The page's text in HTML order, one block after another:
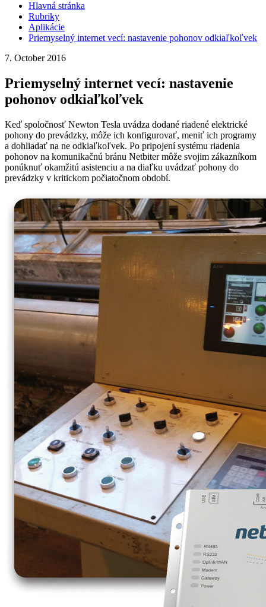
Hlavná stránka
Rubriky
Aplikácie
Priemyselný internet vecí: nastavenie pohonov odkiaľkoľvek
7. October 2016
Priemyselný internet vecí: nastavenie
pohonov odkiaľkoľvek
Keď spoločnosť Newton Tesla uvádza dodané riadené elektrické
pohony do prevádzky, môže ich konfigurovať, meniť ich programy
a dohliadať na ne odkiaľkoľvek. Po pripojení systému riadenia
pohonov na komunikačnú bránu Netbiter môže svojim zákazníkom
ponúknuť okamžitú asistenciu a na diaľku uvádzať pohony do
prevádzky v kritickom počiatočnom období.